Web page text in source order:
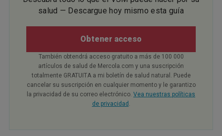
salud — Descargue hoy mismo esta guía
Obtener acceso
También obtendrá acceso gratuito a más de 100 000
artículos de salud de Mercola.com y una suscripción
totalmente GRATUITA a mi boletín de salud natural. Puede
cancelar su suscripción en cualquier momento y le garantizo
la privacidad de su correo electrónico. Vea nuestras políticas
de privacidad .